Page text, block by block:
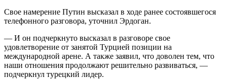
Свое намерение Путин высказал в ходе ранее состоявшегося
телефонного разговора, уточнил Эрдоган.
— И он подчеркнуто высказал в разговоре свое
удовлетворение от занятой Турцией позиции на
международной арене. А также заявил, что доволен тем, что
наши отношения продолжают решительно развиваться, —
подчеркнул турецкий лидер.